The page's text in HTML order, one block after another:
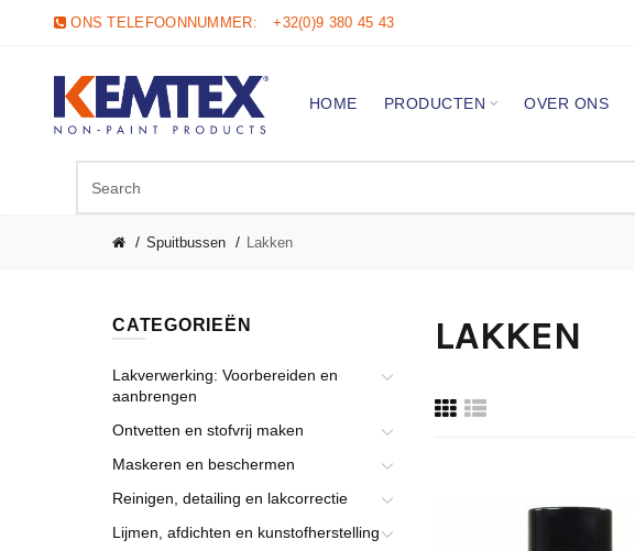
ONS TELEFOONNUMMER: +32(0)9 380 45 43
HOME PRODUCTEN OVER ONS
Spuitbussen Lakken
CATEGORIEËN
Lakverwerking: Voorbereiden en
aanbrengen
Ontvetten en stofvrij maken
Maskeren en beschermen
Reinigen, detailing en lakcorrectie
Lijmen, afdichten en kunstofherstelling
LAKKEN